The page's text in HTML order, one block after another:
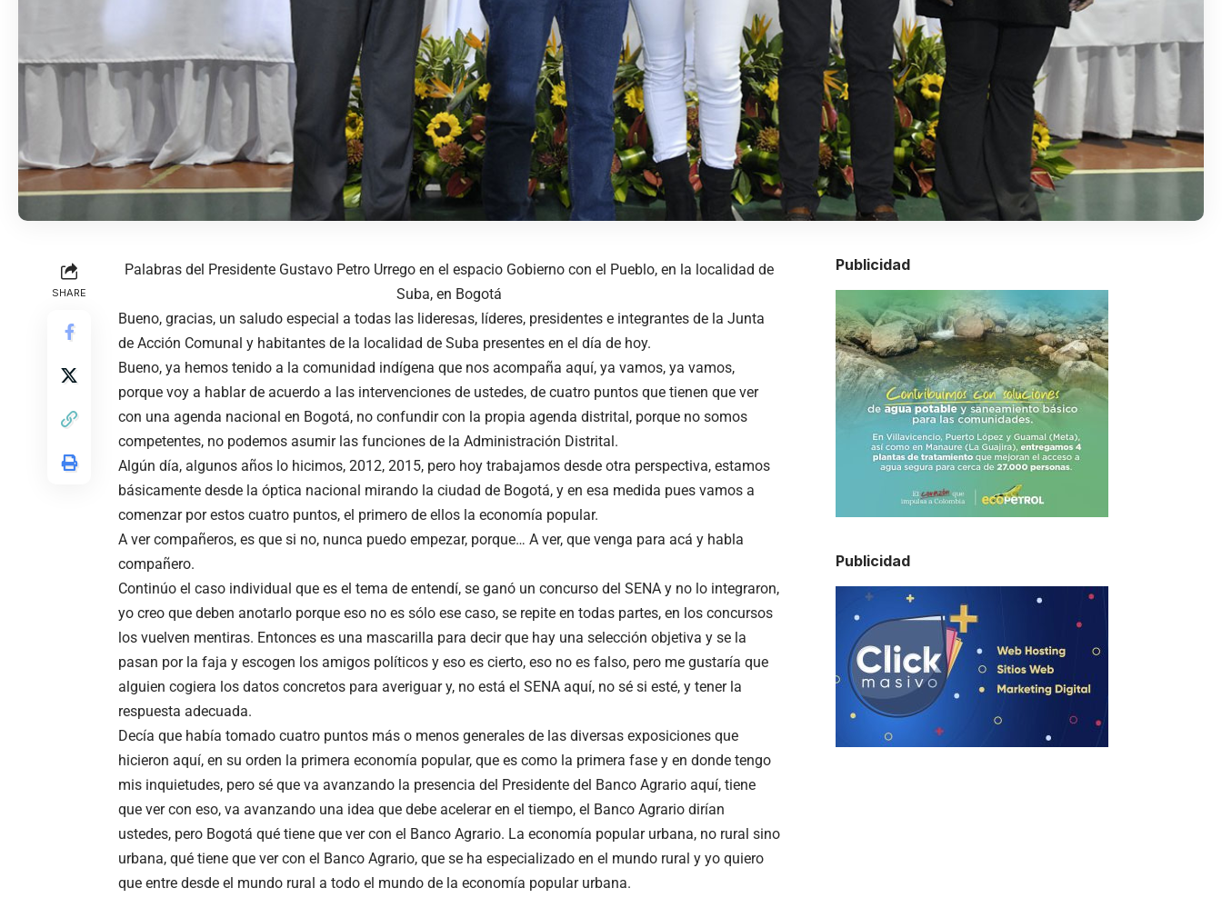
SHARE
Palabras del Presidente Gustavo Petro Urrego en el espacio Gobierno con el Pueblo, en la localidad de
Suba, en Bogotá
Bueno, gracias, un saludo especial a todas las lideresas, líderes, presidentes e integrantes de la Junta
de Acción Comunal y habitantes de la localidad de Suba presentes en el día de hoy.
Bueno, ya hemos tenido a la comunidad indígena que nos acompaña aquí, ya vamos, ya vamos,
porque voy a hablar de acuerdo a las intervenciones de ustedes, de cuatro puntos que tienen que ver
con una agenda nacional en Bogotá, no confundir con la propia agenda distrital, porque no somos
competentes, no podemos asumir las funciones de la Administración Distrital.
Algún día, algunos años lo hicimos, 2012, 2015, pero hoy trabajamos desde otra perspectiva, estamos
básicamente desde la óptica nacional mirando la ciudad de Bogotá, y en esa medida pues vamos a
comenzar por estos cuatro puntos, el primero de ellos la economía popular.
A ver compañeros, es que si no, nunca puedo empezar, porque… A ver, que venga para acá y habla
compañero.
Continúo el caso individual que es el tema de entendí, se ganó un concurso del SENA y no lo integraron,
yo creo que deben anotarlo porque eso no es sólo ese caso, se repite en todas partes, en los concursos
los vuelven mentiras. Entonces es una mascarilla para decir que hay una selección objetiva y se la
pasan por la faja y escogen los amigos políticos y eso es cierto, eso no es falso, pero me gustaría que
alguien cogiera los datos concretos para averiguar y, no está el SENA aquí, no sé si esté, y tener la
respuesta adecuada.
Decía que había tomado cuatro puntos más o menos generales de las diversas exposiciones que
hicieron aquí, en su orden la primera economía popular, que es como la primera fase y en donde tengo
mis inquietudes, pero sé que va avanzando la presencia del Presidente del Banco Agrario aquí, tiene
que ver con eso, va avanzando una idea que debe acelerar en el tiempo, el Banco Agrario dirían
ustedes, pero Bogotá qué tiene que ver con el Banco Agrario. La economía popular urbana, no rural sino
urbana, qué tiene que ver con el Banco Agrario, que se ha especializado en el mundo rural y yo quiero
que entre desde el mundo rural a todo el mundo de la economía popular urbana.
Publicidad
Publicidad